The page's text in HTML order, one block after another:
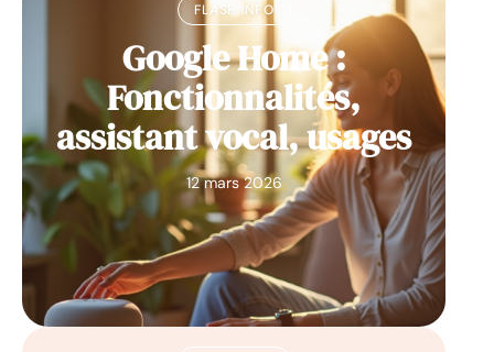
FLASH INFO
Google Home :
Fonctionnalités,
assistant vocal, usages
12 mars 2026